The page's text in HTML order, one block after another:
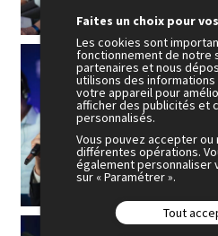
Faites un choix pour
Les cookies sont
fonctionnement de notre
partenaires et nous
utilisons des
votre appareil pour
afficher des publicités et
personnalisés.
Vous pouvez accepter
différentes opérations.
également personnaliser
sur « Paramétrer ».
Tout